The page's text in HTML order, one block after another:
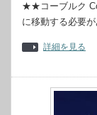
★★コーブルク
に移動する必要
詳細を見る